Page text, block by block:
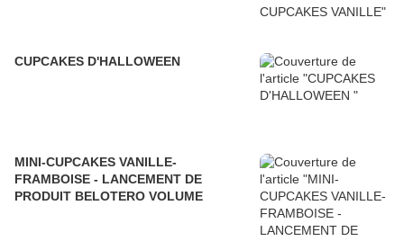
CUPCAKES D'HALLOWEEN
MINI-CUPCAKES VANILLE-
FRAMBOISE - LANCEMENT DE
PRODUIT BELOTERO VOLUME